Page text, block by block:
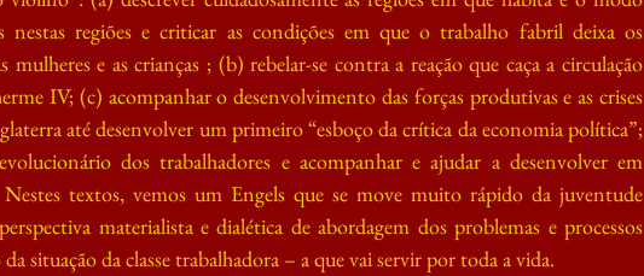
nestas regiões e criticar as condições em que o trabalho fabril deixa os
mulheres e as crianças ; (b) rebelar-se contra a reação que caça a circulação
IV; (c) acompanhar o desenvolvimento das forças produtivas e as crises
até desenvolver um primeiro “esboço da crítica da economia política”;
dos trabalhadores e acompanhar e ajudar a desenvolver em
Nestes textos, vemos um Engels que se move muito rápido da juventude
materialista e dialética de abordagem dos problemas e processos
situação da classe trabalhadora – a que vai servir por toda a vida.